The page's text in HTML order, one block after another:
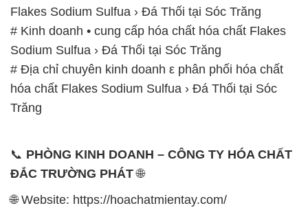
Flakes Sodium Sulfua › Đá Thối tại Sóc Trăng
# Kinh doanh • cung cấp hóa chất hóa chất Flakes
Sodium Sulfua › Đá Thối tại Sóc Trăng
# Địa chỉ chuyên kinh doanh ε phân phối hóa chất
hóa chất Flakes Sodium Sulfua › Đá Thối tại Sóc
Trăng
📞 PHÒNG KINH DOANH – CÔNG TY HÓA CHẤT
ĐẮC TRƯỜNG PHÁT🌐
🌐 Website: https://hoachatmientay.com/